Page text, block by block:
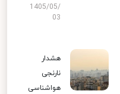
1405/05/
03
هشدار
نارنجی
هواشناسی